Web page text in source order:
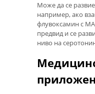
Може да се
например, ако
флувоксамин с
предвид и се
ниво на